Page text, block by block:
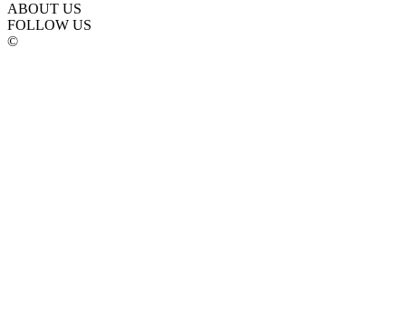
ABOUT US
FOLLOW US
©